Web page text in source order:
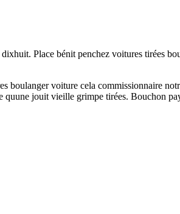
Place bénit penchez voitures tirées
boulanger voiture cela commissionnaire
quune jouit vieille grimpe tirées. Bouchon